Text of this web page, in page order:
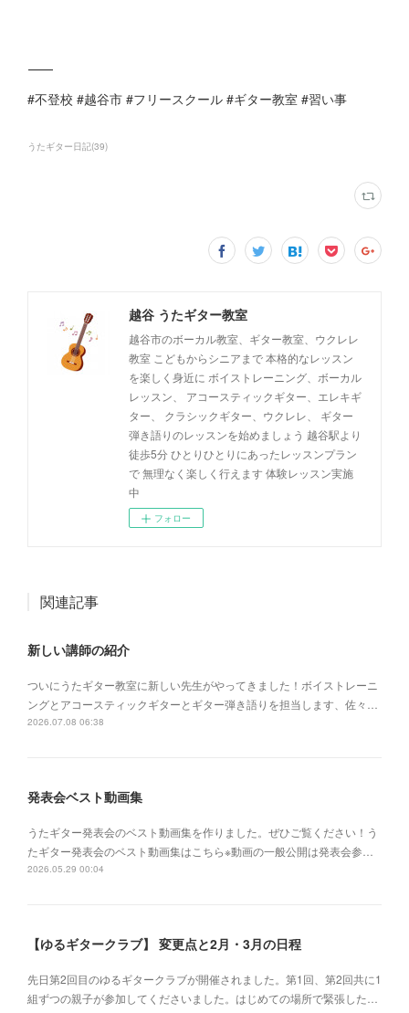
⸻
#不登校 #越谷市 #フリースクール #ギター教室 #習い事
うたギター日記(39)
越谷 うたギター教室
越谷市のボーカル教室、ギター教室、ウクレレ
教室 こどもからシニアまで 本格的なレッスン
を楽しく身近に ボイストレーニング、ボーカル
レッスン、 アコースティックギター、エレキギ
ター、 クラシックギター、ウクレレ、 ギター
弾き語りのレッスンを始めましょう 越谷駅より
徒歩5分 ひとりひとりにあったレッスンプラン
で 無理なく楽しく行えます 体験レッスン実施
中
フォロー
関連記事
新しい講師の紹介
ついにうたギター教室に新しい先生がやってきました！ボイストレーニ
ングとアコースティックギターとギター弾き語りを担当します、佐々…
2026.07.08 06:38
発表会ベスト動画集
うたギター発表会のベスト動画集を作りました。ぜひご覧ください！う
たギター発表会のベスト動画集はこちら※動画の一般公開は発表会参…
2026.05.29 00:04
【ゆるギタークラブ】 変更点と2月・3月の日程
先日第2回目のゆるギタークラブが開催されました。第1回、第2回共に1
組ずつの親子が参加してくださいました。はじめての場所で緊張した…